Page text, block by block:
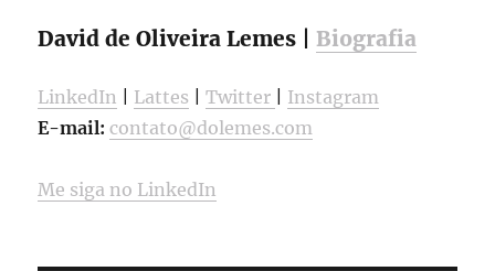
David de Oliveira Lemes |Biografia
LinkedIn Lattes |Twitter
Instagram
E-mail: contato@dolemes.com
Me siga no LinkedIn